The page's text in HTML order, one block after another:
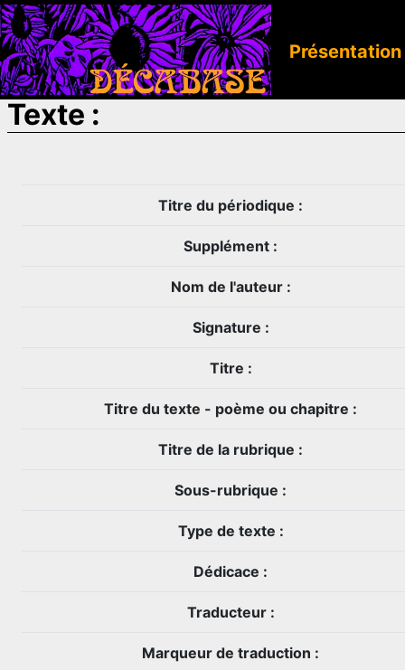
Présentation
Texte :
Titre du périodique :
Supplément :
Nom de l'auteur :
Signature :
Titre :
Titre du texte - poème ou chapitre :
Titre de la rubrique :
Sous-rubrique :
Type de texte :
Dédicace :
Traducteur :
Marqueur de traduction :